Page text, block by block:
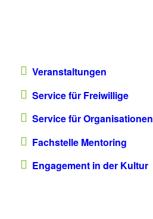
Veranstaltungen
Service für Freiwillige
Service für Organisationen
Fachstelle Mentoring
Engagement in der Kultur